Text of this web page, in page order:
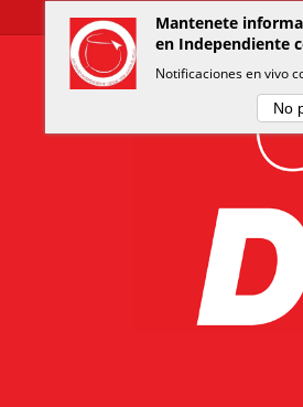
Mantenete
en Independiente
Notificaciones en vivo
No